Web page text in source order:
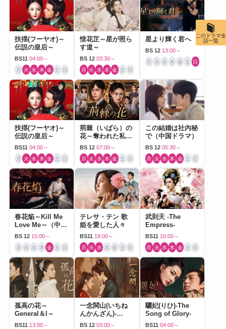
扶揺(フーヤオ)～
伝説の皇后～
BS11 04:00～
月 火 水 木 金 土 日
惜花芷～星が照ら
す道～
BS 12 03:30～
月 火 水 木 金 土 日
星より輝く君へ
BS 12 13:00～
月 火 水 木 金 土 日
扶揺(フーヤオ)～
伝説の皇后～
BS11 04:00～
月 火 水 木 金 土 日
荊棘（いばら）の
花～奪われた私～
（中国ドラマ）
BS 12 07:00～
月 火 水 木 金 土 日
この結婚は社内秘
で（中国ドラマ）
BS 12 05:30～
月 火 水 木 金 土 日
春花焔～Kill Me
Love Me～（中国
ドラマ）
BS 12 15:00～
月 火 水 木 金 土 日
テレサ・テン 歌
姫を愛した人々
BS11 19:00～
月 火 水 木 金 土 日
武則天 -The
Empress-
BS11 10:00～
月 火 水 木 金 土 日
孤高の花～
General＆I～
BS11 13:00～
一念関山(いちね
んかんざん)-
Journey to Love-
BS 12 03:00～
驪妃(りひ)-The
Song of Glory-
BS11 04:00～
このドラマ全
話一覧